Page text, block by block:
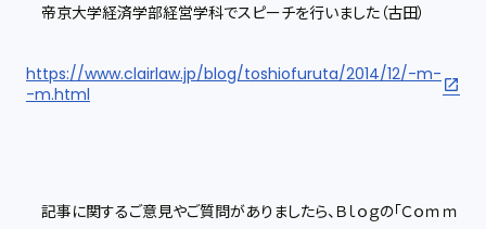
帝京大学経済学部経営学科でスピーチを行いました（古田）
https://www.clairlaw.jp/blog/toshiofuruta/2014/12/-m-
-m.html
記事に関するご意見やご質問がありましたら、Ｂｌｏｇの「Ｃｏｍｍ